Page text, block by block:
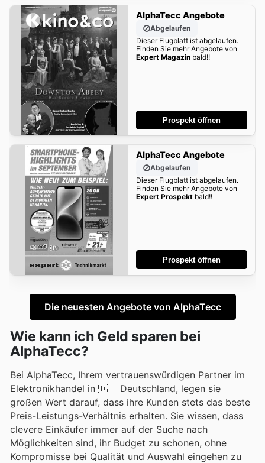
AlphaTecc Angebote
Abgelaufen
Dieser Flugblatt ist abgelaufen.
Finden Sie mehr Angebote von
Expert Magazinbald!!
Prospekt öffnen
AlphaTecc Angebote
Abgelaufen
Dieser Flugblatt ist abgelaufen.
Finden Sie mehr Angebote von
Expert Prospektbald!!
Prospekt öffnen
Die neuesten Angebote von AlphaTecc
Wie kann ich Geld sparen bei
AlphaTecc?
Bei AlphaTecc, Ihrem vertrauenswürdigen Partner im
Elektronikhandel in 🇩🇪 Deutschland, legen sie
großen Wert darauf, dass ihre Kunden stets das beste
Preis-Leistungs-Verhältnis erhalten. Sie wissen, dass
clevere Einkäufer immer auf der Suche nach
Möglichkeiten sind, ihr Budget zu schonen, ohne
Kompromisse bei Qualität und Auswahl eingehen zu